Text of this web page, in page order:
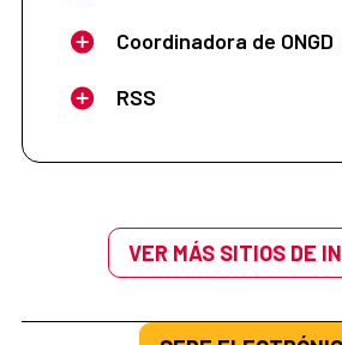
Coordinadora de ONGD
RSS
VER MÁS SITIOS DE